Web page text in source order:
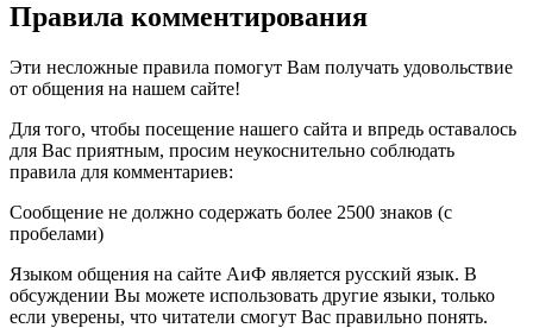
Правила комментирования
Эти несложные правила помогут Вам получать удовольствие
от общения на нашем сайте!
Для того, чтобы посещение нашего сайта и впредь оставалось
для Вас приятным, просим неукоснительно соблюдать
правила для комментариев:
Сообщение не должно содержать более 2500 знаков (с
пробелами)
Языком общения на сайте АиФ является русский язык. В
обсуждении Вы можете использовать другие языки, только
если уверены, что читатели смогут Вас правильно понять.